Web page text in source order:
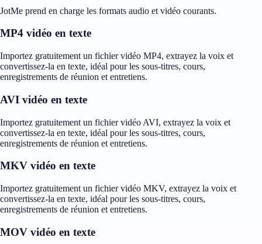
JotMe prend en charge les formats audio et vidéo courants.
MP4 vidéo en texte
Importez gratuitement un fichier vidéo MP4, extrayez la voix et
convertissez-la en texte, idéal pour les sous-titres, cours,
enregistrements de réunion et entretiens.
AVI vidéo en texte
Importez gratuitement un fichier vidéo AVI, extrayez la voix et
convertissez-la en texte, idéal pour les sous-titres, cours,
enregistrements de réunion et entretiens.
MKV vidéo en texte
Importez gratuitement un fichier vidéo MKV, extrayez la voix et
convertissez-la en texte, idéal pour les sous-titres, cours,
enregistrements de réunion et entretiens.
MOV vidéo en texte